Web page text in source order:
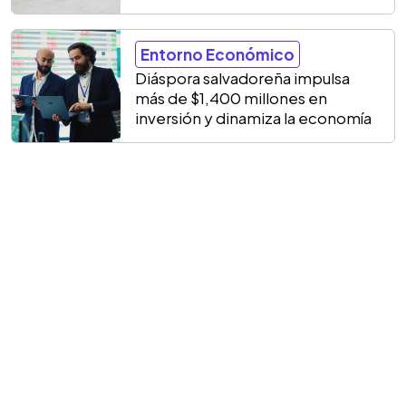
Entorno Económico
Diáspora salvadoreña impulsa
más de $1,400 millones en
inversión y dinamiza la economía